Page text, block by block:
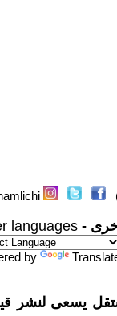
-
languages
by
يسعى لنشر قيم